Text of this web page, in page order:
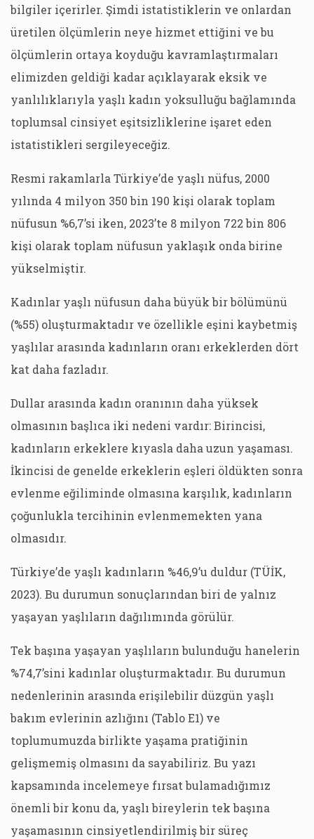
bilgiler içerirler. Şimdi istatistiklerin ve onlardan
üretilen ölçümlerin neye hizmet ettiğini ve bu
ölçümlerin ortaya koyduğu kavramlaştırmaları
elimizden geldiği kadar açıklayarak eksik ve
yanlılıklarıyla yaşlı kadın yoksulluğu bağlamında
toplumsal cinsiyet eşitsizliklerine işaret eden
istatistikleri sergileyeceğiz.
Resmi rakamlarla Türkiye’de yaşlı nüfus, 2000
yılında 4 milyon 350 bin 190 kişi olarak toplam
nüfusun %6,7’si iken, 2023’te 8 milyon 722 bin 806
kişi olarak toplam nüfusun yaklaşık onda birine
yükselmiştir.
Kadınlar yaşlı nüfusun daha büyük bir bölümünü
(%55) oluşturmaktadır ve özellikle eşini kaybetmiş
yaşlılar arasında kadınların oranı erkeklerden dört
kat daha fazladır.
Dullar arasında kadın oranının daha yüksek
olmasının başlıca iki nedeni vardır: Birincisi,
kadınların erkeklere kıyasla daha uzun yaşaması.
İkincisi de genelde erkeklerin eşleri öldükten sonra
evlenme eğiliminde olmasına karşılık, kadınların
çoğunlukla tercihinin evlenmemekten yana
olmasıdır.
Türkiye’de yaşlı kadınların %46,9’u duldur (TÜİK,
2023). Bu durumun sonuçlarından biri de yalnız
yaşayan yaşlıların dağılımında görülür.
Tek başına yaşayan yaşlıların bulunduğu hanelerin
%74,7’sini kadınlar oluşturmaktadır. Bu durumun
nedenlerinin arasında erişilebilir düzgün yaşlı
bakım evlerinin azlığını (Tablo E1) ve
toplumumuzda birlikte yaşama pratiğinin
gelişmemiş olmasını da sayabiliriz. Bu yazı
kapsamında incelemeye fırsat bulamadığımız
önemli bir konu da, yaşlı bireylerin tek başına
yaşamasının cinsiyetlendirilmiş bir süreç